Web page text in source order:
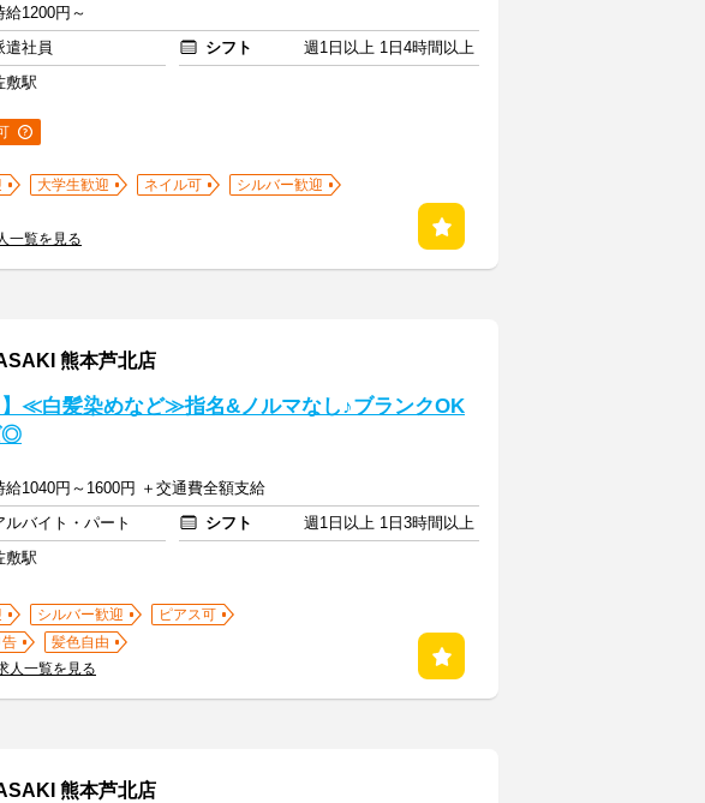
給1200円～
遣社員 シフト
週1日以上 1日4時間以上
敷駅
大学生歓迎 ネイル可
シルバー歓迎
一覧を見る
熊本芦北店
】≪白髪染めなど≫指名&ノルマなし♪ブランクOK
◎
給1040円～1600円 ＋交通費全額支給
ルバイト・パート シフト
週1日以上 1日3時間以上
敷駅
シルバー歓迎
ピアス可
告
髪色自由
人一覧を見る
熊本芦北店